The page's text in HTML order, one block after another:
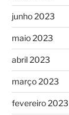
junho 2023
maio 2023
abril 2023
março 2023
fevereiro 2023